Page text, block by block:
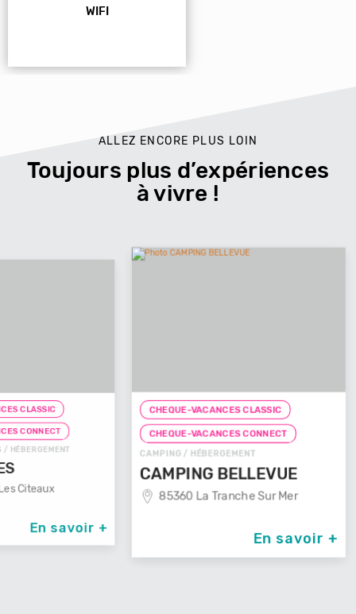
WIFI
ALLEZ ENCORE PLUS LOIN
Toujours plus d’expériences
à vivre !
+
CHEQUE-VACANCES CLASSIC
CHEQUE-VACANCES CONNECT
CAMPING / HÉBERGEMENT
CAMPING BELLEVUE
85360 La Tranche Sur Mer
En savoir +